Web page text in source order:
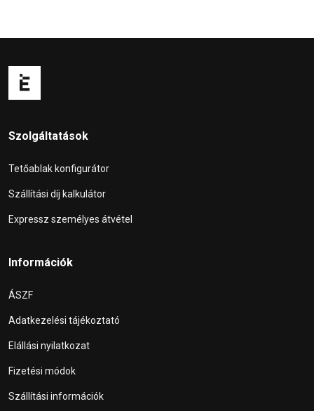
Szolgáltatások
Tetőablak konfigurátor
Szállítási díj kalkulátor
Expressz személyes átvétel
Információk
ÁSZF
Adatkezelési tájékoztató
Elállási nyilatkozat
Fizetési módok
Szállítási információk